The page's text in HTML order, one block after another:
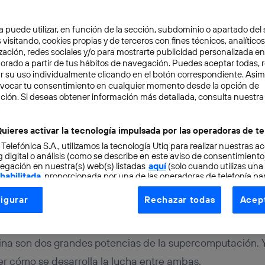
4 min
los superordenadores
mundo
son dos grandes potencias de la supercomputación.
cómo se desarrolla la lucha entre ambas.
puede utilizar, en función de la sección, subdominio o apartado del
visitando, cookies propias y de terceros con fines técnicos,
redes sociales y/o para mostrarte publicidad personalizada
a partir de tus hábitos de navegación. Puedes aceptar todas,
su uso individualmente clicando en el botón correspondiente.
tu consentimiento en cualquier momento desde la opción de
Si deseas obtener información más detallada, consulta nuestra
activar la tecnología impulsada por las operadoras de
S.A., utilizamos la tecnología Utiq para realizar nuestras
digital o análisis (como se describe en este aviso de
en nuestra(s) web(s) listadas aquí(solo cuando utilizas una
, proporcionada por una de las operadoras de telefonía
consentimiento en cada página web).
Utiq está diseñada con la privacidad como prioridad
tu dirección IP y otra información de la cuenta de cliente de
a la conexión que utilizas (p. ej., número de teléfono móvil).
Rechazar todas